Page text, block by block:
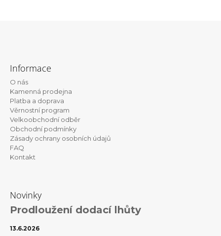
Informace
O nás
Kamenná prodejna
Platba a doprava
Věrnostní program
Velkoobchodní odběr
Obchodní podmínky
Zásady ochrany osobních údajů
FAQ
Kontakt
Novinky
Prodloužení dodací lhůty
13.6.2026